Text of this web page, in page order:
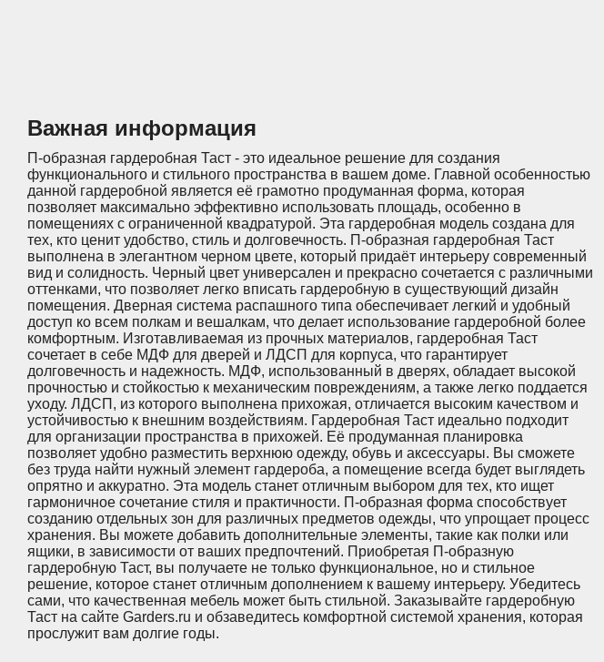
Важная информация
П-образная гардеробная Таст - это идеальное решение для создания
функционального и стильного пространства в вашем доме. Главной особенностью
данной гардеробной является её грамотно продуманная форма, которая
позволяет максимально эффективно использовать площадь, особенно в
помещениях с ограниченной квадратурой. Эта гардеробная модель создана для
тех, кто ценит удобство, стиль и долговечность. П-образная гардеробная Таст
выполнена в элегантном черном цвете, который придаёт интерьеру современный
вид и солидность. Черный цвет универсален и прекрасно сочетается с различными
оттенками, что позволяет легко вписать гардеробную в существующий дизайн
помещения. Дверная система распашного типа обеспечивает легкий и удобный
доступ ко всем полкам и вешалкам, что делает использование гардеробной более
комфортным. Изготавливаемая из прочных материалов, гардеробная Таст
сочетает в себе МДФ для дверей и ЛДСП для корпуса, что гарантирует
долговечность и надежность. МДФ, использованный в дверях, обладает высокой
прочностью и стойкостью к механическим повреждениям, а также легко поддается
уходу. ЛДСП, из которого выполнена прихожая, отличается высоким качеством и
устойчивостью к внешним воздействиям. Гардеробная Таст идеально подходит
для организации пространства в прихожей. Её продуманная планировка
позволяет удобно разместить верхнюю одежду, обувь и аксессуары. Вы сможете
без труда найти нужный элемент гардероба, а помещение всегда будет выглядеть
опрятно и аккуратно. Эта модель станет отличным выбором для тех, кто ищет
гармоничное сочетание стиля и практичности. П-образная форма способствует
созданию отдельных зон для различных предметов одежды, что упрощает процесс
хранения. Вы можете добавить дополнительные элементы, такие как полки или
ящики, в зависимости от ваших предпочтений. Приобретая П-образную
гардеробную Таст, вы получаете не только функциональное, но и стильное
решение, которое станет отличным дополнением к вашему интерьеру. Убедитесь
сами, что качественная мебель может быть стильной. Заказывайте гардеробную
Таст на сайте Garders.ru и обзаведитесь комфортной системой хранения, которая
прослужит вам долгие годы.